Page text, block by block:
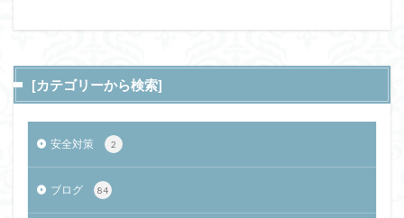
[カテゴリーから検索]
安全対策 2
ブログ 84